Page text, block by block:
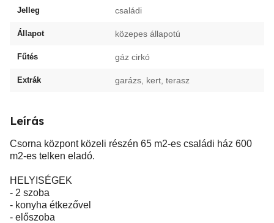
Jelleg családi
Állapot közepes állapotú
Fűtés gáz cirkó
Extrák garázs, kert, terasz
Leírás
Csorna központ közeli részén 65 m2-es családi ház 600
m2-es telken eladó.
HELYISÉGEK
- 2 szoba
- konyha étkezővel
- előszoba